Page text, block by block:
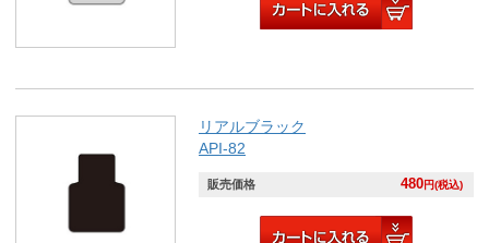
リアルブラック
API-82
販売価格 480円(税込)